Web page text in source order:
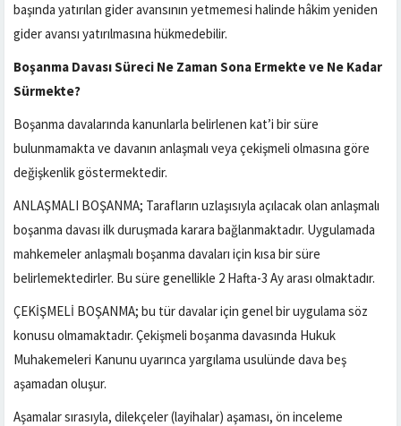
başında yatırılan gider avansının yetmemesi halinde hâkim yeniden
gider avansı yatırılmasına hükmedebilir.
Boşanma Davası Süreci Ne Zaman Sona Ermekte ve Ne Kadar
Sürmekte?
Boşanma davalarında kanunlarla belirlenen kat’i bir süre
bulunmamakta ve davanın anlaşmalı veya çekişmeli olmasına göre
değişkenlik göstermektedir.
ANLAŞMALI BOŞANMA; Tarafların uzlaşısıyla açılacak olan anlaşmalı
boşanma davası ilk duruşmada karara bağlanmaktadır. Uygulamada
mahkemeler anlaşmalı boşanma davaları için kısa bir süre
belirlemektedirler. Bu süre genellikle 2 Hafta-3 Ay arası olmaktadır.
ÇEKİŞMELİ BOŞANMA; bu tür davalar için genel bir uygulama söz
konusu olmamaktadır. Çekişmeli boşanma davasında Hukuk
Muhakemeleri Kanunu uyarınca yargılama usulünde dava beş
aşamadan oluşur.
Aşamalar sırasıyla, dilekçeler (layihalar) aşaması, ön inceleme